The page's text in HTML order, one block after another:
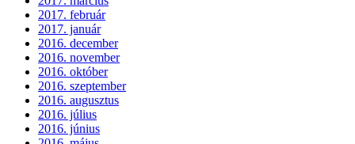
2017. február
2017. január
2016. december
2016. november
2016. október
2016. szeptember
2016. augusztus
2016. július
2016. június